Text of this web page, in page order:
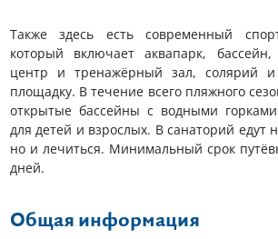
Также здесь есть современный
который включает аквапарк,
центр и тренажёрный зал, солярий и
площадку. В течение всего пляжного
открытые бассейны с водными
для детей и взрослых. В санаторий едут
но и лечиться. Минимальный срок
дней.
Общая информация